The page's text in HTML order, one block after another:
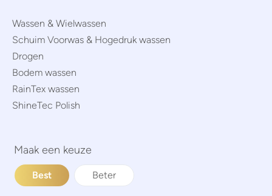
Wassen & Wielwassen
Schuim Voorwas & Hogedruk wassen
Drogen
Bodem wassen
RainTex wassen
ShineTec Polish
Best Beter